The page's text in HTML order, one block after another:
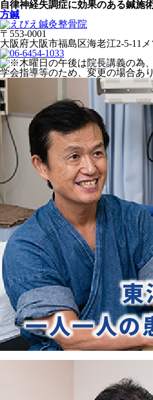
自律神経失調症に効果のある鍼施
方鍼
〒553-0001
大阪府大阪市福島区海老江2-5-11
学会指導等のため、変更の場合あ